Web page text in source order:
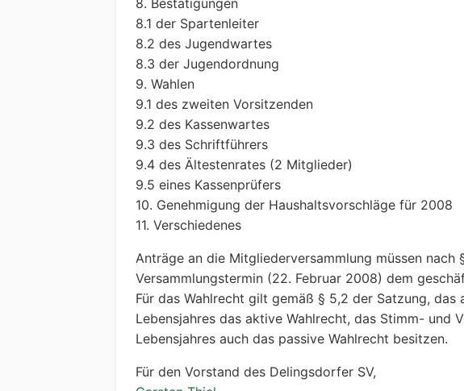
8. Bestätigungen
8.1 der Spartenleiter
8.2 des Jugendwartes
8.3 der Jugendordnung
9. Wahlen
9.1 des zweiten Vorsitzenden
9.2 des Kassenwartes
9.3 des Schriftführers
9.4 des Ältestenrates (2 Mitglieder)
9.5 eines Kassenprüfers
10. Genehmigung der Haushaltsvorschläge für 2008
11. Verschiedenes
Anträge an die Mitgliederversammlung müssen nach
Versammlungstermin (22. Februar 2008) dem
Für das Wahlrecht gilt gemäß § 5,2 der Satzung, das
Lebensjahres das aktive Wahlrecht, das Stimm- und
Lebensjahres auch das passive Wahlrecht besitzen.
Für den Vorstand des Delingsdorfer SV,